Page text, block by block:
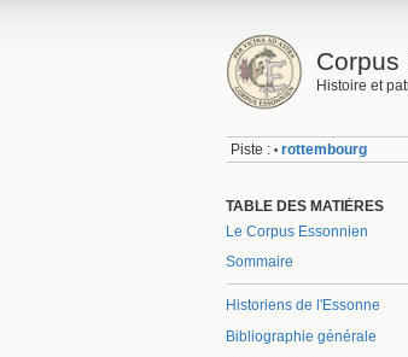
Corpus
Histoire et
Piste : • rottembourg
TABLE DES MATIÈRES
Le Corpus Essonnien
Sommaire
Historiens de l'Essonne
Bibliographie générale